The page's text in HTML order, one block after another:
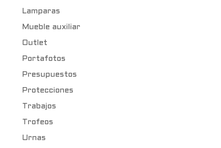
Lamparas
Mueble auxiliar
Outlet
Portafotos
Presupuestos
Protecciones
Trabajos
Trofeos
Urnas